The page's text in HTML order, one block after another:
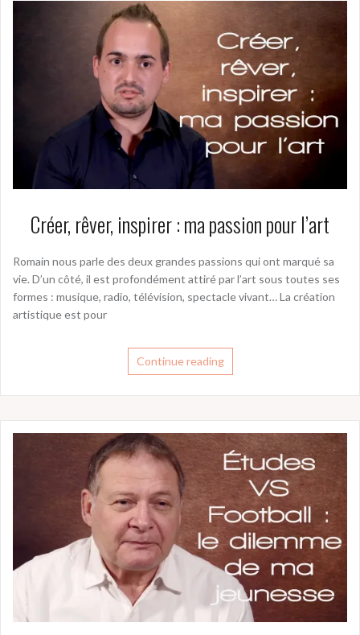
Créer, rêver, inspirer : ma passion pour l’art
Romain nous parle des deux grandes passions qui ont marqué sa
vie. D’un côté, il est profondément attiré par l’art sous toutes ses
formes : musique, radio, télévision, spectacle vivant… La création
artistique est pour
Continue reading